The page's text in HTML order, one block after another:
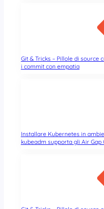
Git & Tricks – Pillole di source
i commit con empatia
Installare Kubernetes in
kubeadm supporta gli Air Gap